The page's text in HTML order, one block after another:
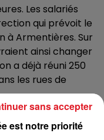
Les salariés
qui prévoit le
à Armentières. Sur
ainsi changer
a déjà réuni 250
les rues de
est notre priorité
sans accepter